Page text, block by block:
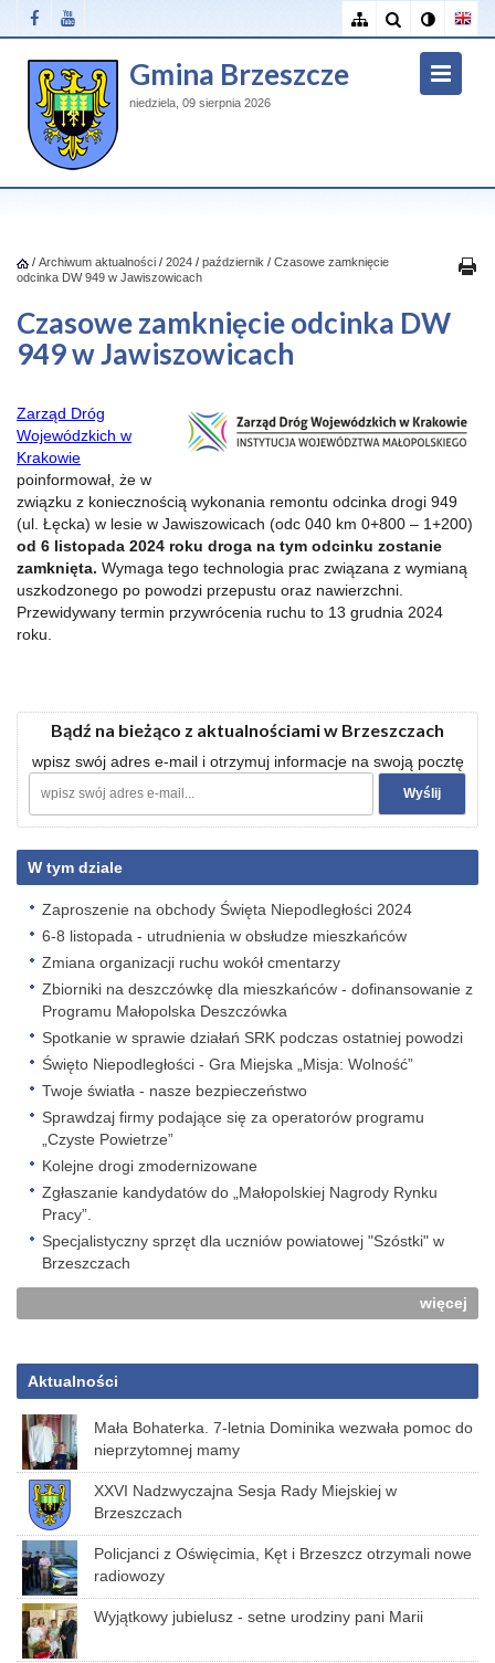
Gmina Brzeszcze
niedziela, 09 sierpnia 2026
/ Archiwum aktualności / 2024 / październik / Czasowe zamknięcie
odcinka DW 949 w Jawiszowicach
Czasowe zamknięcie odcinka DW
949 w Jawiszowicach
Zarząd Dróg
Wojewódzkich w
Krakowie
poinformował, że w
związku z koniecznością wykonania remontu odcinka drogi 949
(ul. Łęcka) w lesie w Jawiszowicach (odc 040 km 0+800 – 1+200)
od 6 listopada 2024 roku droga na tym odcinku zostanie
zamknięta. Wymaga tego technologia prac związana z wymianą
uszkodzonego po powodzi przepustu oraz nawierzchni.
Przewidywany termin przywrócenia ruchu to 13 grudnia 2024
roku.
Bądź na bieżąco z aktualnościami w Brzeszczach
wpisz swój adres e-mail i otrzymuj informacje na swoją pocztę
W tym dziale
Zaproszenie na obchody Święta Niepodległości 2024
6-8 listopada - utrudnienia w obsłudze mieszkańców
Zmiana organizacji ruchu wokół cmentarzy
Zbiorniki na deszczówkę dla mieszkańców - dofinansowanie z
Programu Małopolska Deszczówka
Spotkanie w sprawie działań SRK podczas ostatniej powodzi
Święto Niepodległości - Gra Miejska „Misja: Wolność”
Twoje światła - nasze bezpieczeństwo
Sprawdzaj firmy podające się za operatorów programu
„Czyste Powietrze”
Kolejne drogi zmodernizowane
Zgłaszanie kandydatów do „Małopolskiej Nagrody Rynku
Pracy”.
Specjalistyczny sprzęt dla uczniów powiatowej "Szóstki" w
Brzeszczach
więcej
Aktualności
Mała Bohaterka. 7-letnia Dominika wezwała pomoc do
nieprzytomnej mamy
XXVI Nadzwyczajna Sesja Rady Miejskiej w
Brzeszczach
Policjanci z Oświęcimia, Kęt i Brzeszcz otrzymali nowe
radiowozy
Wyjątkowy jubielusz - setne urodziny pani Marii